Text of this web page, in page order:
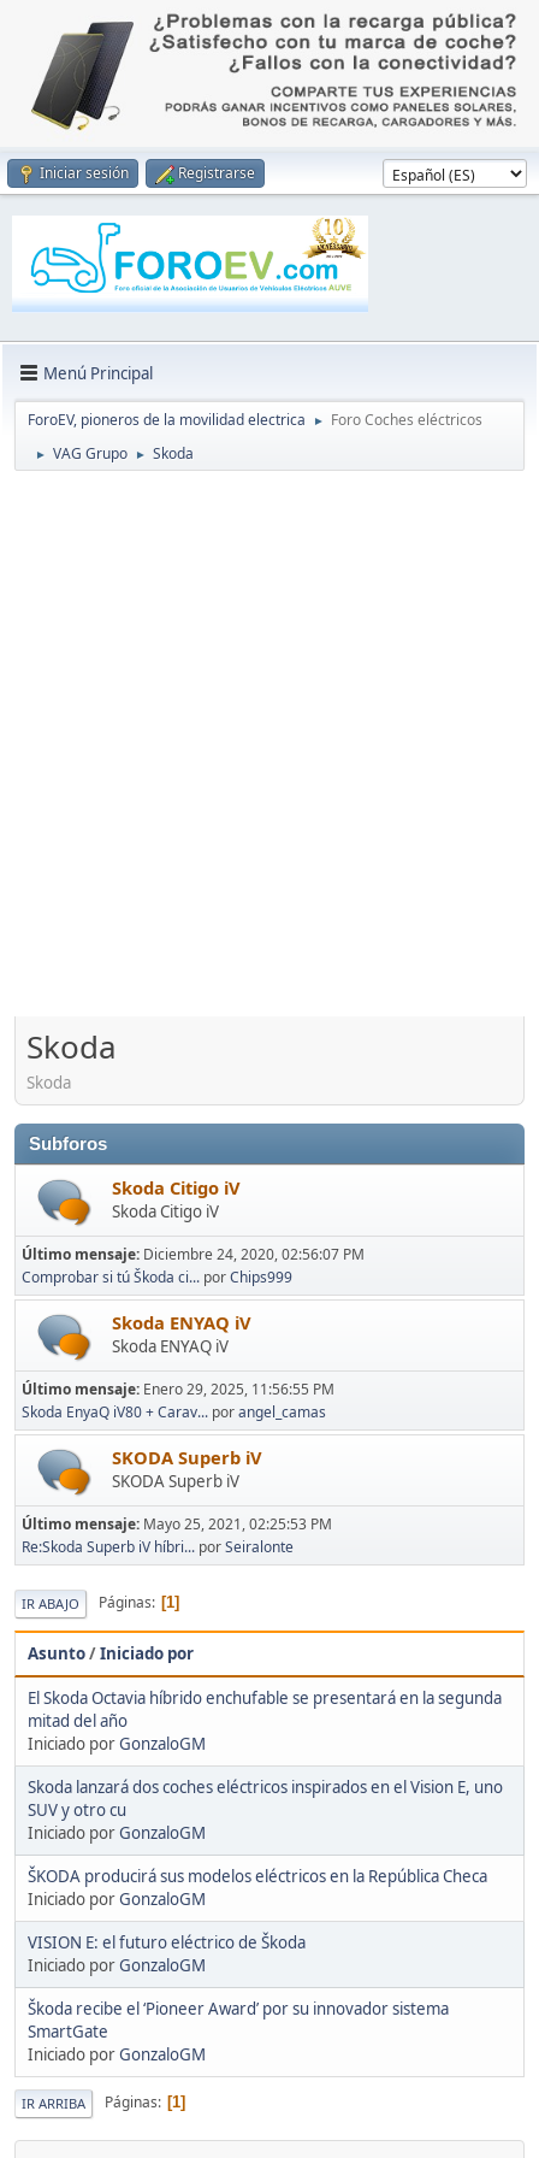
Iniciar sesión Registrarse
Menú Principal
ForoEV, pioneros de la movilidad electrica ► Foro Coches eléctricos
► VAG Grupo ► Skoda
Skoda
Skoda
Subforos
Skoda Citigo iV
Skoda Citigo iV
Último mensaje: Diciembre 24, 2020, 02:56:07 PM
Comprobar si tú Škoda ci... porChips999
Skoda ENYAQ iV
Skoda ENYAQ iV
Último mensaje: Enero 29, 2025, 11:56:55 PM
Skoda EnyaQ iV80 + Carav... porangel_camas
SKODA Superb iV
SKODA Superb iV
Último mensaje: Mayo 25, 2021, 02:25:53 PM
Re:Skoda Superb iV híbri... porSeiralonte
IR ABAJO Páginas 1
Asunto/Iniciado por
El Skoda Octavia híbrido enchufable se presentará en la segunda
mitad del año
Iniciado porGonzaloGM
Skoda lanzará dos coches eléctricos inspirados en el Vision E, uno
SUV y otro cu
Iniciado porGonzaloGM
ŠKODA producirá sus modelos eléctricos en la República Checa
Iniciado porGonzaloGM
VISION E: el futuro eléctrico de Škoda
Iniciado porGonzaloGM
Škoda recibe el ‘Pioneer Award’ por su innovador sistema
SmartGate
Iniciado porGonzaloGM
IR ARRIBA Páginas 1